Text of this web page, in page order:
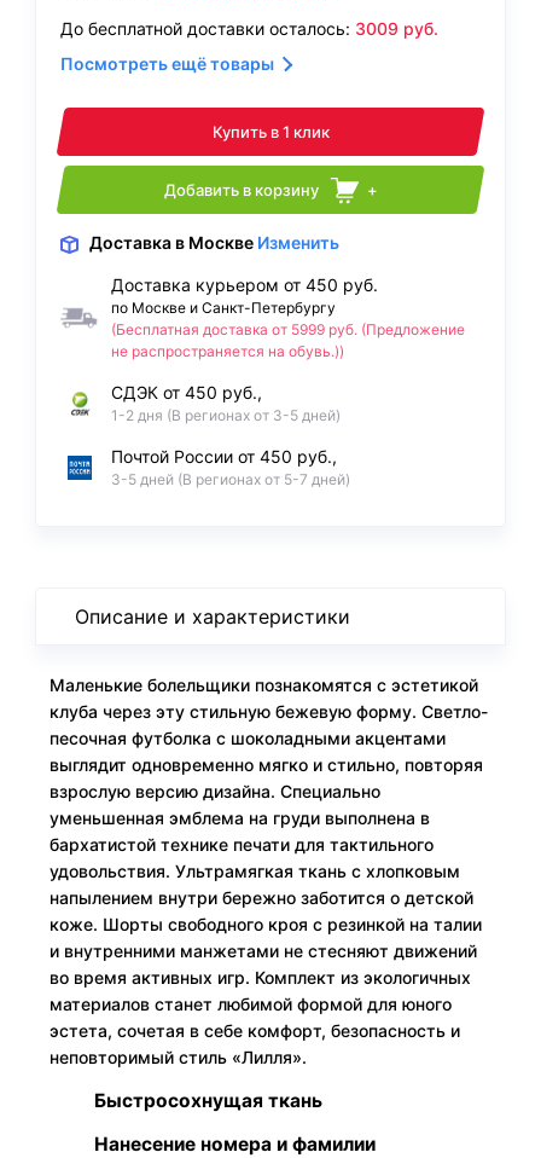
До бесплатной доставки осталось: 3009 руб.
Посмотреть ещё товары
Купить в 1 клик
Добавить в корзину +
Доставка в Москве Изменить
Доставка курьером от 450 руб.
по Москве и Санкт-Петербургу
(Бесплатная доставка от 5999 руб. (Предложение
не распространяется на обувь.))
СДЭК от 450 руб.,
1-2 дня (В регионах от 3-5 дней)
Почтой России от 450 руб.,
3-5 дней (В регионах от 5-7 дней)
Описание и характеристики
Маленькие болельщики познакомятся с эстетикой
клуба через эту стильную бежевую форму. Светло-
песочная футболка с шоколадными акцентами
выглядит одновременно мягко и стильно, повторяя
взрослую версию дизайна. Специально
уменьшенная эмблема на груди выполнена в
бархатистой технике печати для тактильного
удовольствия. Ультрамягкая ткань с хлопковым
напылением внутри бережно заботится о детской
коже. Шорты свободного кроя с резинкой на талии
и внутренними манжетами не стесняют движений
во время активных игр. Комплект из экологичных
материалов станет любимой формой для юного
эстета, сочетая в себе комфорт, безопасность и
неповторимый стиль «Лилля».
Быстросохнущая ткань
Нанесение номера и фамилии